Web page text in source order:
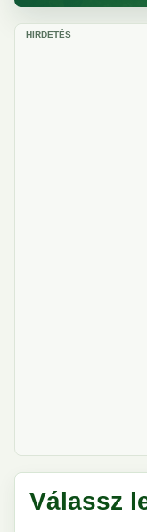
HIRDETÉS
Válassz